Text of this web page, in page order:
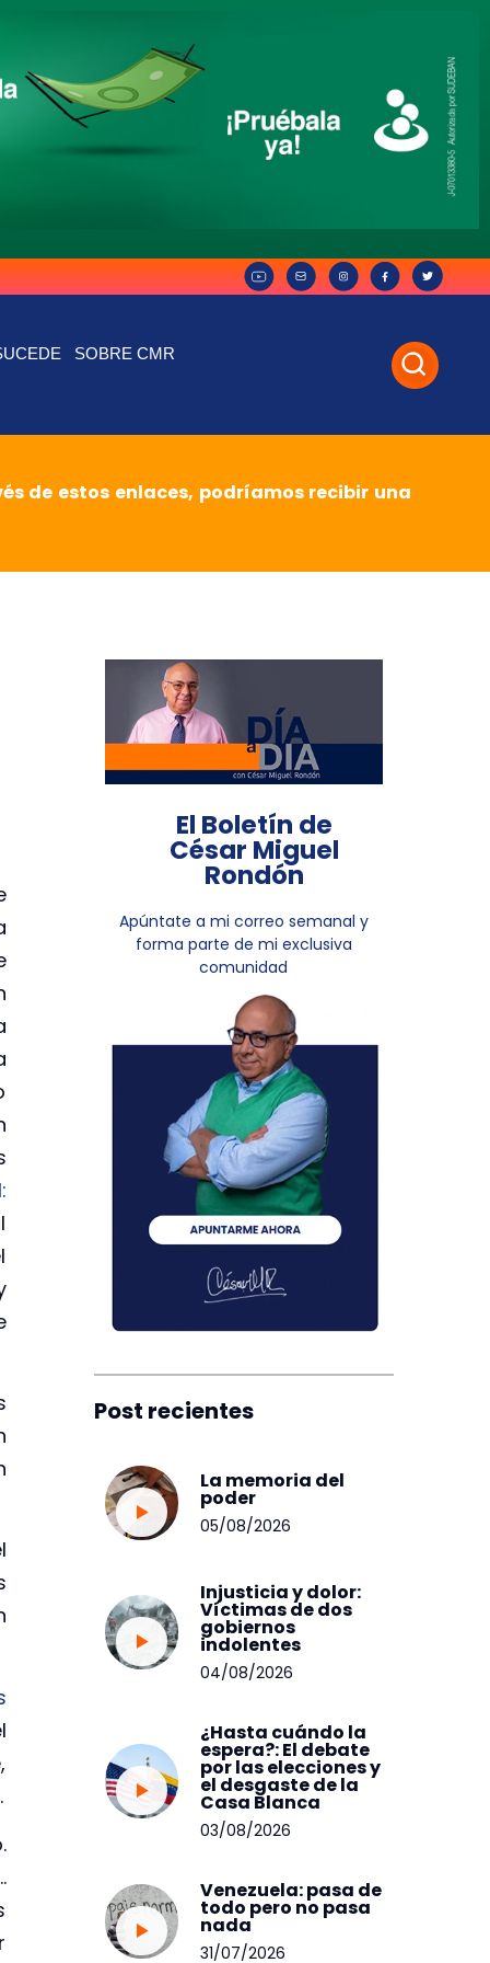
SOBRE CMR
de estos enlaces, podríamos recibir una
El Boletín de
César Miguel
Rondón
Apúntate a mi correo semanal y
forma parte de mi exclusiva
comunidad
Post recientes
La memoria del
poder
05/08/2026
Injusticia y dolor:
Víctimas de dos
gobiernos
indolentes
04/08/2026
¿Hasta cuándo la
espera?: El debate
por las elecciones y
el desgaste de la
Casa Blanca
03/08/2026
Venezuela: pasa de
todo pero no pasa
nada
31/07/2026